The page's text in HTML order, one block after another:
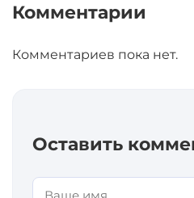
Комментарии
Комментариев пока нет.
Оставить